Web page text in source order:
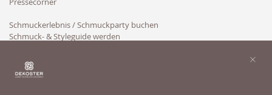
Schmuckerlebnis / Schmuckparty buchen
Schmuck- & Styleguide werden
×